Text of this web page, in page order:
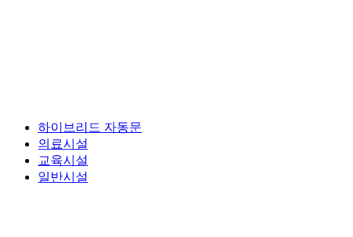
하이브리드 자동문
의료시설
교육시설
일반시설